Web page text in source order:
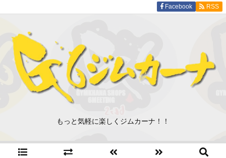
もっと気軽に楽しくジムカーナ！！
Facebook RSS